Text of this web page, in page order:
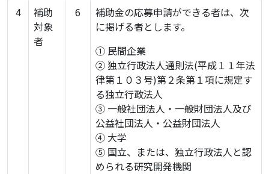
4
補助
対象
者
6
補助金の応募申請ができる者は、次
に掲げる者とします。
① 民間企業
② 独立行政法人通則法(平成１１年法
律第１０３号)第２条第１項に規定す
る独立行政法人
③ 一般社団法人・一般財団法人及び
公益社団法人・公益財団法人
④ 大学
⑤ 国立、または、独立行政法人と認
められる研究開発機関